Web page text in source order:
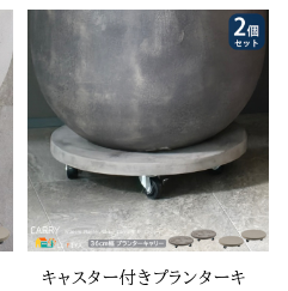
砂利 音の出る砂利 おすす
め 庭 ガーデニング 防犯 8
0db ガーデニング DIY 鉢
底石 マルチング材 発砲セラ
ミック 再生セラミック 砂利
40L
キャスター付きプランターキ